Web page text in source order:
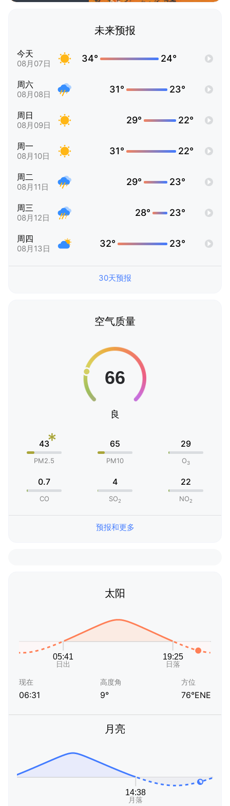
未来预报
今天
08月07日 34° 24°
周六
08月08日 31° 23°
周日
08月09日 29° 22°
周一
08月10日 31° 22°
周二
08月11日 29° 23°
周三
08月12日 28° 23°
周四
08月13日 32° 23°
30天预报
空气质量
良
43*
PM2.5
65
PM10
29
O3
0.7
CO
4
SO2
22
NO2
预报和更多
太阳
现在
06:31
高度角
9°
方位
76°ENE
月亮